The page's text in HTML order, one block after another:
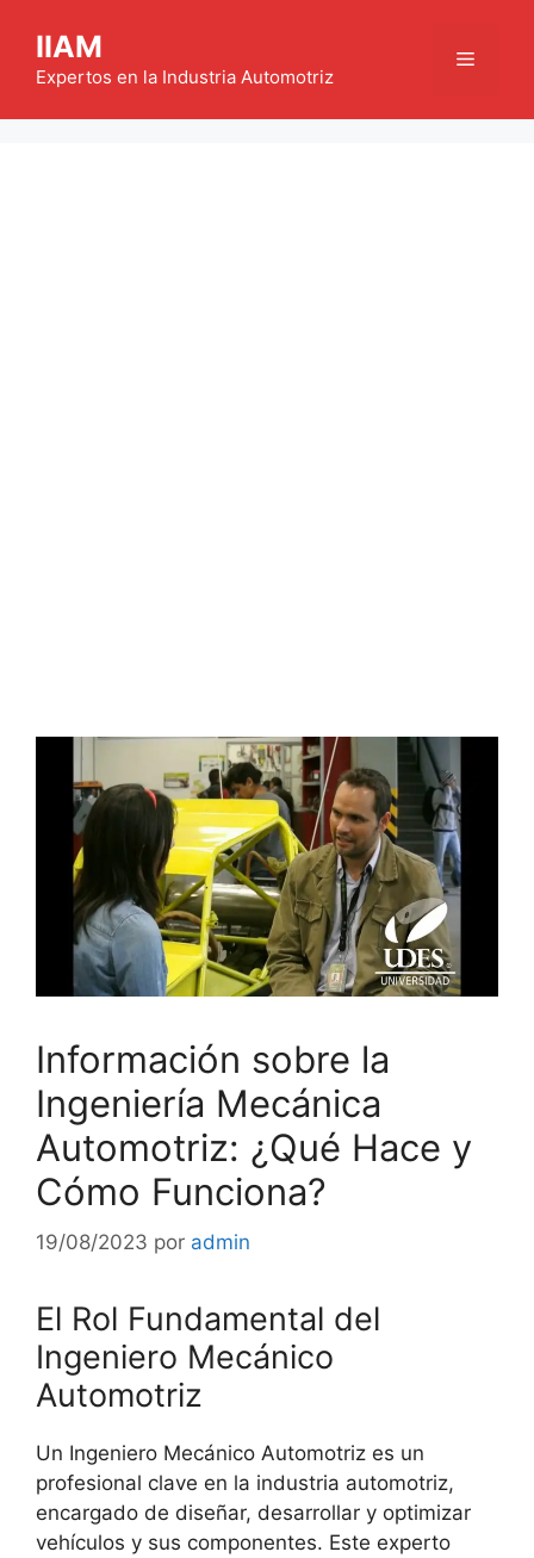
contenido
IIAM
Expertos en la Industria Automotriz
Menú
Información sobre la
Ingeniería Mecánica
Automotriz: ¿Qué Hace y
Cómo Funciona?
19/08/2023 por admin
El Rol Fundamental del
Ingeniero Mecánico
Automotriz
Un Ingeniero Mecánico Automotriz es un
profesional clave en la industria automotriz,
encargado de diseñar, desarrollar y optimizar
vehículos y sus componentes. Este experto